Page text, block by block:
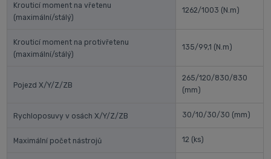
Krouticí moment na vřetenu
(maximální/stálý)
1262/1003 (N.m)
Krouticí moment na protivřetenu
(maximální/stálý)
135/99,1 (N.m)
Pojezd X/Y/Z/ZB
265/120/830/830
(mm)
Rychloposuvy v osách X/Y/Z/ZB 30/10/30/30 (mm)
Maximální počet nástrojů 12 (ks)